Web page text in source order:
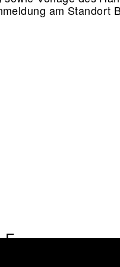
am Standort